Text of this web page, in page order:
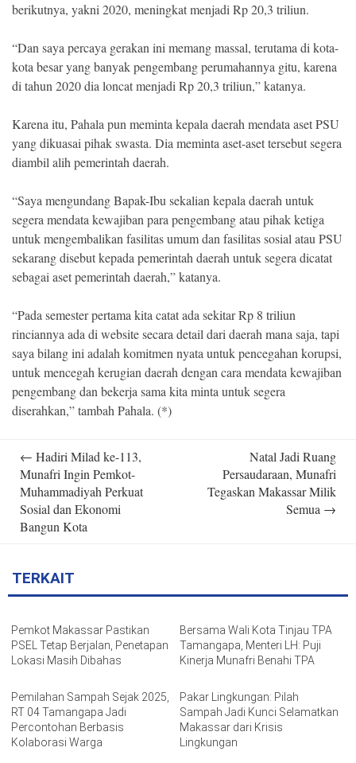
berikutnya, yakni 2020, meningkat menjadi Rp 20,3 triliun.
“Dan saya percaya gerakan ini memang massal, terutama di kota-
kota besar yang banyak pengembang perumahannya gitu, karena
di tahun 2020 dia loncat menjadi Rp 20,3 triliun,” katanya.
Karena itu, Pahala pun meminta kepala daerah mendata aset PSU
yang dikuasai pihak swasta. Dia meminta aset-aset tersebut segera
diambil alih pemerintah daerah.
“Saya mengundang Bapak-Ibu sekalian kepala daerah untuk
segera mendata kewajiban para pengembang atau pihak ketiga
untuk mengembalikan fasilitas umum dan fasilitas sosial atau PSU
sekarang disebut kepada pemerintah daerah untuk segera dicatat
sebagai aset pemerintah daerah,” katanya.
“Pada semester pertama kita catat ada sekitar Rp 8 triliun
rinciannya ada di website secara detail dari daerah mana saja, tapi
saya bilang ini adalah komitmen nyata untuk pencegahan korupsi,
untuk mencegah kerugian daerah dengan cara mendata kewajiban
pengembang dan bekerja sama kita minta untuk segera
diserahkan,” tambah Pahala. (*)
navigation
← Hadiri Milad ke-113,
Munafri Ingin Pemkot-
Muhammadiyah Perkuat
Sosial dan Ekonomi
Bangun Kota
Natal Jadi Ruang
Persaudaraan, Munafri
Tegaskan Makassar Milik
Semua →
TERKAIT
Pemkot Makassar Pastikan
PSEL Tetap Berjalan, Penetapan
Lokasi Masih Dibahas
Bersama Wali Kota Tinjau TPA
Tamangapa, Menteri LH: Puji
Kinerja Munafri Benahi TPA
Pemilahan Sampah Sejak 2025,
RT 04 Tamangapa Jadi
Percontohan Berbasis
Kolaborasi Warga
Pakar Lingkungan: Pilah
Sampah Jadi Kunci Selamatkan
Makassar dari Krisis
Lingkungan